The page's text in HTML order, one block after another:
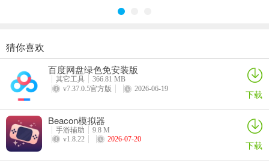
都能分析判断出对手的牌型，出自己能够控制的牌，出对手不适应的
后，要尽量将对手的一对2给破掉;
3、做地主的情况下，要注意提前规划好出牌顺序，如果不提前规划好
出牌顺序，有时往往自己手上都是大牌，对手拿到出牌权后，两下三
下立即跑得飞快，只剩下一张或者两张，这样就非常被动了，自己手
上的炸弹炸不出来能赢算运气好，有时不仅炸不出来还会输掉牌局，
当然，最为惨烈的是自己炸到自己;
4、做农民的情况下，要先判断自己先逃掉，还是配合朋友让朋友先
WinNative模拟器
详情
君子之交app
详情
99电玩
光大娱乐Android官方版
猜你喜欢
百度网盘绿色免安装版
其它工具
366.81 MB
v7.37.0.5官方版
2026-06-19 下载
Beacon模拟器
手游辅助
9.8 M
v1.8.22
2026-07-20 下载